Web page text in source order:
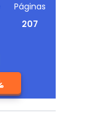
Páginas
207